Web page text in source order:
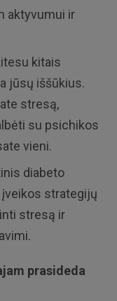
aktyvumui ir
kitais
jūsų iššūkius.
stresą,
su psichikos
vieni.
diabeto
strategijų
stresą ir
prasideda